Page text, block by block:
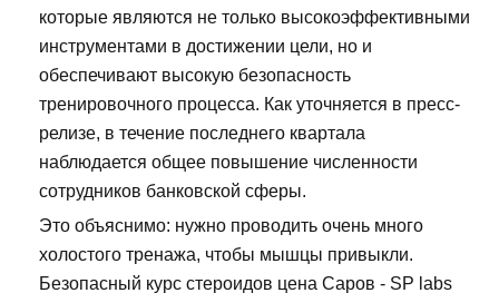
которые являются не только высокоэффективными
инструментами в достижении цели, но и
обеспечивают высокую безопасность
тренировочного процесса. Как уточняется в пресс-
релизе, в течение последнего квартала
наблюдается общее повышение численности
сотрудников банковской сферы.
Это объяснимо: нужно проводить очень много
холостого тренажа, чтобы мышцы привыкли.
Безопасный курс стероидов цена Саров - SP labs